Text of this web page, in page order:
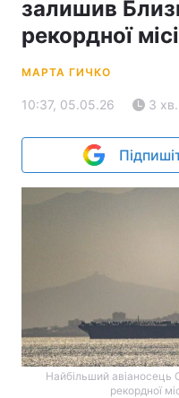
залишив
рекордної
МАРТА ГИЧКО
10:37, 05.05.26 3 хв.
Найбільший авіаносець
рекордної